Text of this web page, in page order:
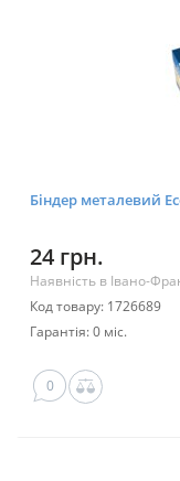
Біндер металевий
24 грн.
Наявність в Івано-
Код товару: 1726689
Гарантія: 0 міс.
0